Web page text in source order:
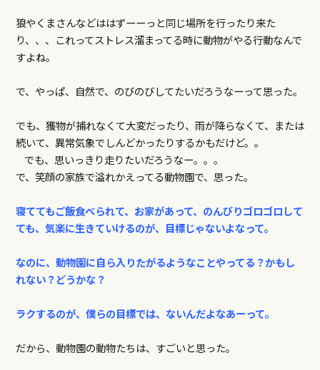
狼やくまさんなどははずーーっと同じ場所を行ったり来た
り、、、これってストレス溜まってる時に動物がやる行動なんで
すよね。
で、やっぱ、自然で、のびのびしてたいだろうなーって思った。
でも、獲物が捕れなくて大変だったり、雨が降らなくて、または
続いて、異常気象でしんどかったりするかもだけど。。
でも、思いっきり走りたいだろうなー。。。
で、笑顔の家族で溢れかえってる動物園で、思った。
寝ててもご飯食べられて、お家があって、のんびりゴロゴロして
ても、気楽に生きていけるのが、目標じゃないよなって。
なのに、動物園に自ら入りたがるようなことやってる？かもし
れない？どうかな？
ラクするのが、僕らの目標では、ないんだよなあーって。
だから、動物園の動物たちは、すごいと思った。